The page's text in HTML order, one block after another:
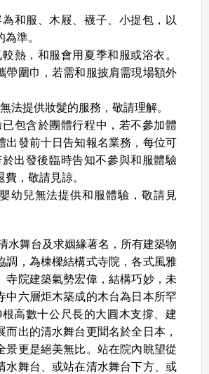
和服、木屐、襪子、小提包，以
準。
熱，和服會用夏季和服或浴衣。
帶圍巾，若需和服披肩需現場額外
法提供妝髮的服務，敬請理解。
包含於團體行程中，若不參加體
出發前十日告知報名業務，每位可
於出發後臨時告知不參與和服體驗
，敬請見諒。
幼兒無法提供和服體驗，敬請見
水舞台及求姻緣著名，所有建築物
調，為棟樑結構式寺院，各式風雅
寺院建築氣勢宏偉，結構巧妙，未
中六層炬木築成的木台為日本所罕
根高數十公尺長的大圓木支撐、建
而出的清水舞台更聞名於全日本，
景更是絕美無比。站在院內眺望從
水舞台、或站在清水舞台下方、或